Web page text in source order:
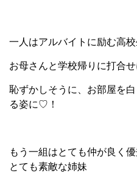
一人はアルバイトに励む高校
お母さんと学校帰りに打合せ
恥ずかしそうに、お部屋を
る姿に♡！
もう一組はとても仲が良く
とても素敵な姉妹